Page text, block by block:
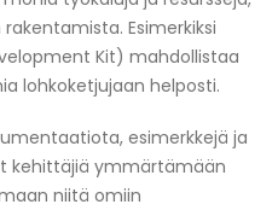
Esimerkiksi
Kit) mahdollistaa
lohkoketjujaan helposti.
esimerkkejä ja
kehittäjiä ymmärtämään
niitä omiin